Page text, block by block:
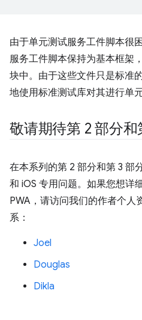
由于单元测试服务工件脚本很
服务工件脚本保持为基本框架
块中。由于这些文件只是标准
地使用标准测试库对其进行单元
敬请期待第 2 部分和
在本系列的第 2 部分和第 3 部
和 iOS 专用问题。如果您想详
PWA，请访问我们的作者个人
系：
Joel
Douglas
Dikla